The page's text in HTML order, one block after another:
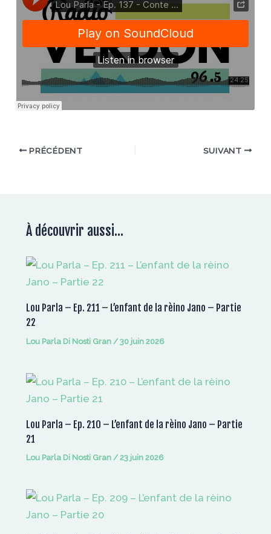
PRÉCÉDENT SUIVANT
À découvrir aussi...
Lou Parla – Ep. 211 – L’enfant de la rèino Jano – Partie
22
Lou Parla Di Nosti Gran/30 juin 2026
Lou Parla – Ep. 210 – L’enfant de la rèino Jano – Partie
21
Lou Parla Di Nosti Gran/23 juin 2026